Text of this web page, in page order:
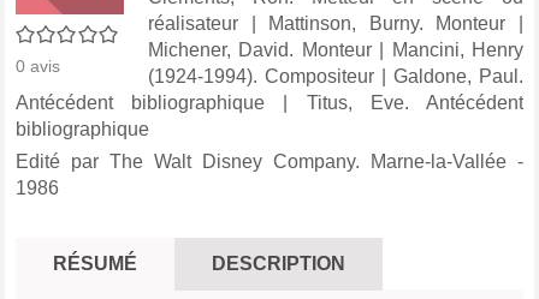
0/5
0 avis
réalisateur
Mattinson, Burny. Monteur
Michener, David. Monteur|
Mancini, Henry
(1924-1994). Compositeur
Galdone, Paul.
Antécédent bibliographique
Titus, Eve. Antécédent
bibliographique
Edité par The Walt Disney Company. Marne-la-Vallée -
1986
RÉSUMÉ DESCRIPTION